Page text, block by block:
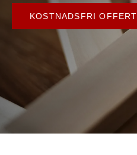
KOSTNADSFRI OFFERT